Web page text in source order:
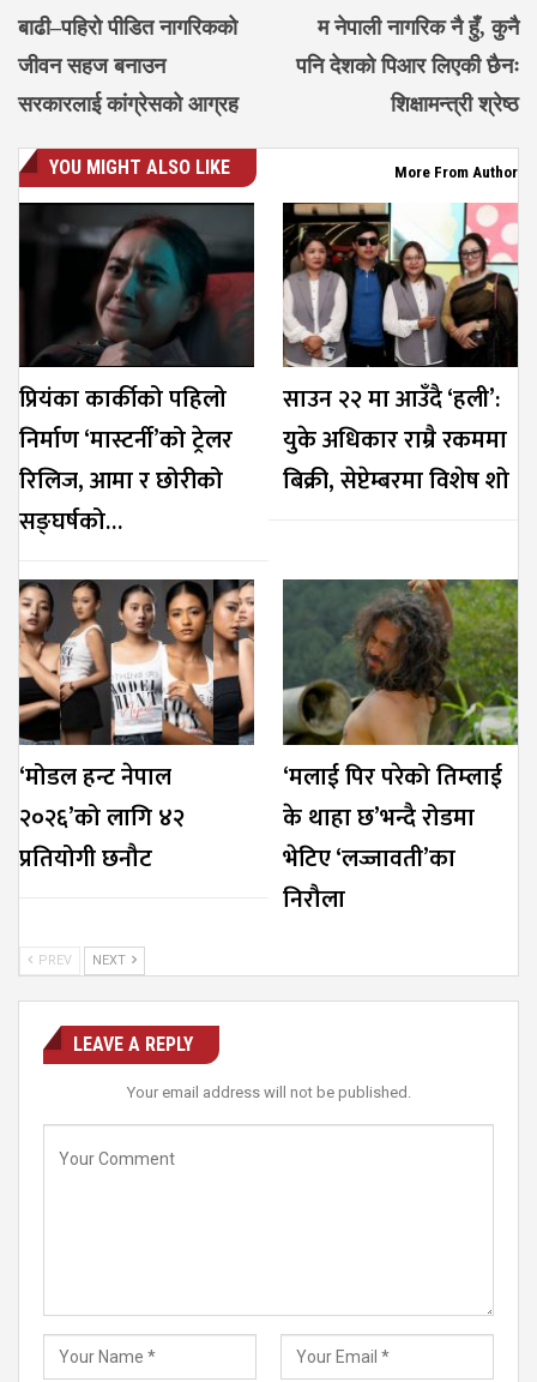
बाढी–पहिरो पीडित नागरिकको
जीवन सहज बनाउन
सरकारलाई कांग्रेसको आग्रह
म नेपाली नागरिक नै हुँ, कुनै
पनि देशको पिआर लिएकी छैनः
शिक्षामन्त्री श्रेष्ठ
YOU MIGHT ALSO LIKE More From Author
प्रियंका कार्कीको पहिलो
निर्माण ‘मास्टर्नी’को ट्रेलर
रिलिज, आमा र छोरीको
सङ्घर्षको…
साउन २२ मा आउँदै ‘हली’:
युके अधिकार राम्रै रकममा
बिक्री, सेप्टेम्बरमा विशेष शो
‘मोडल हन्ट नेपाल
२०२६’को लागि ४२
प्रतियोगी छनौट
‘मलाई पिर परेको तिम्लाई
के थाहा छ’भन्दै रोडमा
भेटिए ‘लज्जावती’का
निरौला
PREV NEXT
LEAVE A REPLY
Your email address will not be published.